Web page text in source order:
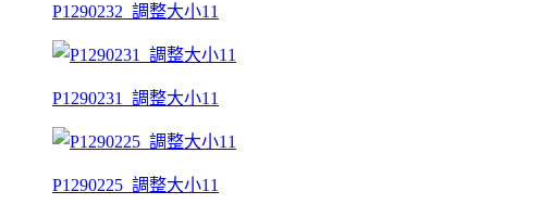
P1290232_調整大小11
P1290231_調整大小11
P1290225_調整大小11